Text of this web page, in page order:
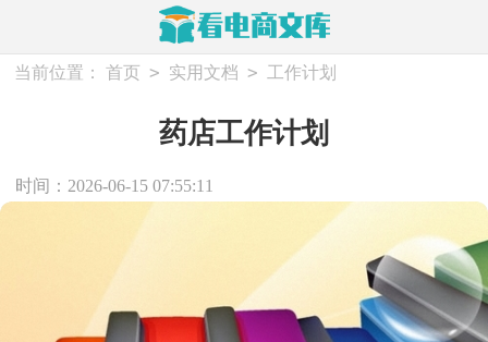
当前位置： 首页 > 实用文档 > 工作计划
药店工作计划
时间：2026-06-15 07:55:11